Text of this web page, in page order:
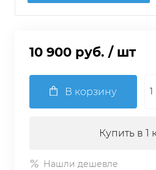
10 900 руб. / шт
В корзину
Купить в 1
Нашли дешевле